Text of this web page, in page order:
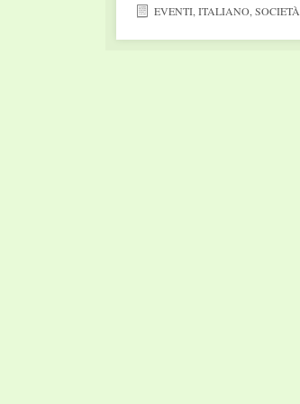
EVENTI,ITALIANO,SOCIETÀ